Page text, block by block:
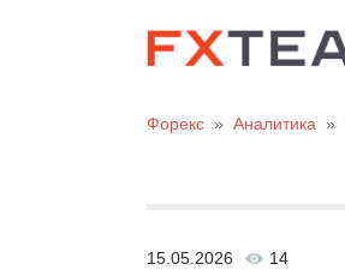
Форекс » Аналитика »
15.05.2026 14